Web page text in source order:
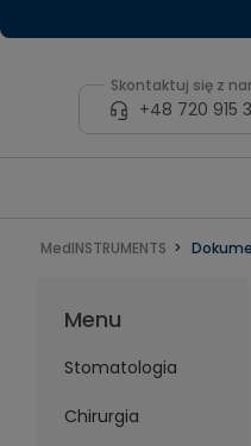
Skontaktuj się z
+48 720 915
MedINSTRUMENTS
Menu
Stomatologia
Chirurgia